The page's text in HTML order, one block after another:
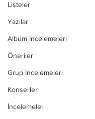
Listeler
Yazılar
Albüm İncelemeleri
Öneriler
Grup İncelemeleri
Konserler
İncelemeler